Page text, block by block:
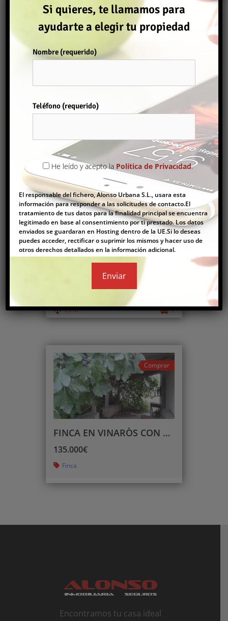
Comprar
Finca
Parcelas
75 m2 1
Comprar
FINCA EN VINARÒS CON LUZ Y AGUA DE POZO PROPIO
135.000€
Finca
Si quieres, te llamamos para
ayudarte a elegir tu propiedad
Nombre (requerido)
Por favor, deja este campo vacío.
Teléfono (requerido)
He leído y acepto la Política de Privacidad.
El responsable del fichero, Alonso Urbana S.L., usara esta
información para responder a las solicitudes de contacto.El
tratamiento de tus datos para la finalidad principal se encuentra
legitimado en base al consentimiento por ti prestado. Los datos
enviados se guardaran en Hosting dentro de la UE.Si lo deseas
puedes acceder, rectificar o suprimir los mismos y hacer uso de
otros derechos detallados en la información adicional.
Encontramos tu casa ideal